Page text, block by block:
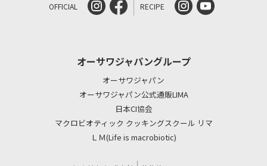
OFFICIAL RECIPE
オーサワジャパングループ
オーサワジャパン
オーサワジャパン公式通販LIMA
日本CI協会
マクロビオティック クッキングスクール リマ
ＬＭ(Life is macrobiotic)